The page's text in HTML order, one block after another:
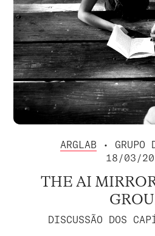
ARGLAB • GRUPO
18/03/
THE AI
DISCUSSÃO DOS